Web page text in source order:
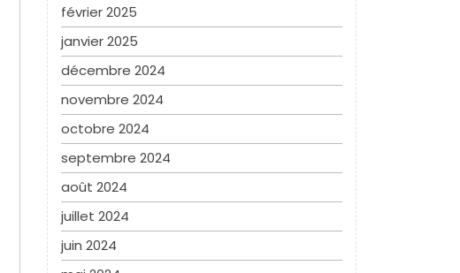
février 2025
janvier 2025
décembre 2024
novembre 2024
octobre 2024
septembre 2024
août 2024
juillet 2024
juin 2024